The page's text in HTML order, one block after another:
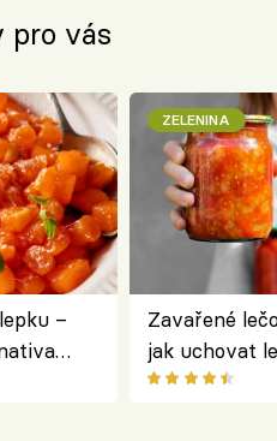
pro vás
–
ZELENINA
Zavařené
jak uchovat